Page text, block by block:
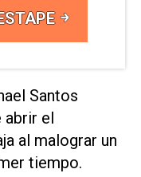
Santos
el
al malograr un
tiempo.